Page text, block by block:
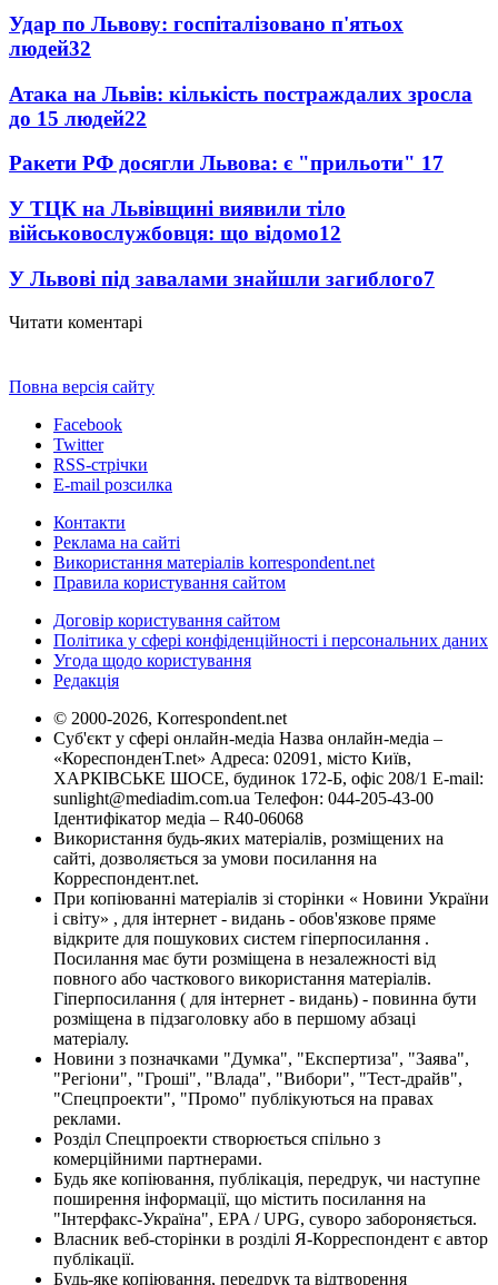
Удар по Львову: госпіталізовано п'ятьох
людей32
Атака на Львів: кількість постраждалих зросла
до 15 людей22
Ракети РФ досягли Львова: є "прильоти" 17
У ТЦК на Львівщині виявили тіло
військовослужбовця: що відомо12
У Львові під завалами знайшли загиблого7
Читати коментарі
Повна версія сайту
Facebook
Twitter
RSS-стрічки
E-mail розсилка
Контакти
Реклама на сайті
Використання матеріалів korrespondent.net
Правила користування сайтом
Договір користування сайтом
Політика у сфері конфіденційності і персональних даних
Угода щодо користування
Редакція
© 2000-2026, Korrespondent.net
Суб'єкт у сфері онлайн-медіа Назва онлайн-медіа –
«КореспонденТ.net» Адреса: 02091, місто Київ,
ХАРКІВСЬКЕ ШОСЕ, будинок 172-Б, офіс 208/1 E-mail:
sunlight@mediadim.com.ua Телефон: 044-205-43-00
Ідентифікатор медіа – R40-06068
Використання будь-яких матеріалів, розміщених на
сайті, дозволяється за умови посилання на
Корреспондент.net.
При копіюванні матеріалів зі сторінки « Новини України
і світу» , для інтернет - видань - обов'язкове пряме
відкрите для пошукових систем гіперпосилання .
Посилання має бути розміщена в незалежності від
повного або часткового використання матеріалів.
Гіперпосилання ( для інтернет - видань) - повинна бути
розміщена в підзаголовку або в першому абзаці
матеріалу.
Новини з позначками "Думка", "Експертиза", "Заява",
"Регіони", "Гроші", "Влада", "Вибори", "Тест-драйв",
"Спецпроекти", "Промо" публікуються на правах
реклами.
Розділ Спецпроекти створюється спільно з
комерційними партнерами.
Будь яке копіювання, публікація, передрук, чи наступне
поширення інформації, що містить посилання на
"Інтерфакс-Україна", EPA / UPG, суворо забороняється.
Власник веб-сторінки в розділі Я-Корреспондент є автор
публікації.
Будь-яке копіювання, передрук та відтворення